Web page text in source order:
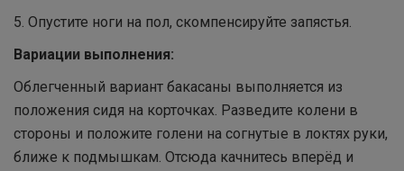
5. Опустите ноги на пол, скомпенсируйте запястья.
Вариации выполнения:
Облегченный вариант бакасаны выполняется из
положения сидя на корточках. Разведите колени в
стороны и положите голени на согнутые в локтях руки,
ближе к подмышкам. Отсюда качнитесь вперёд и